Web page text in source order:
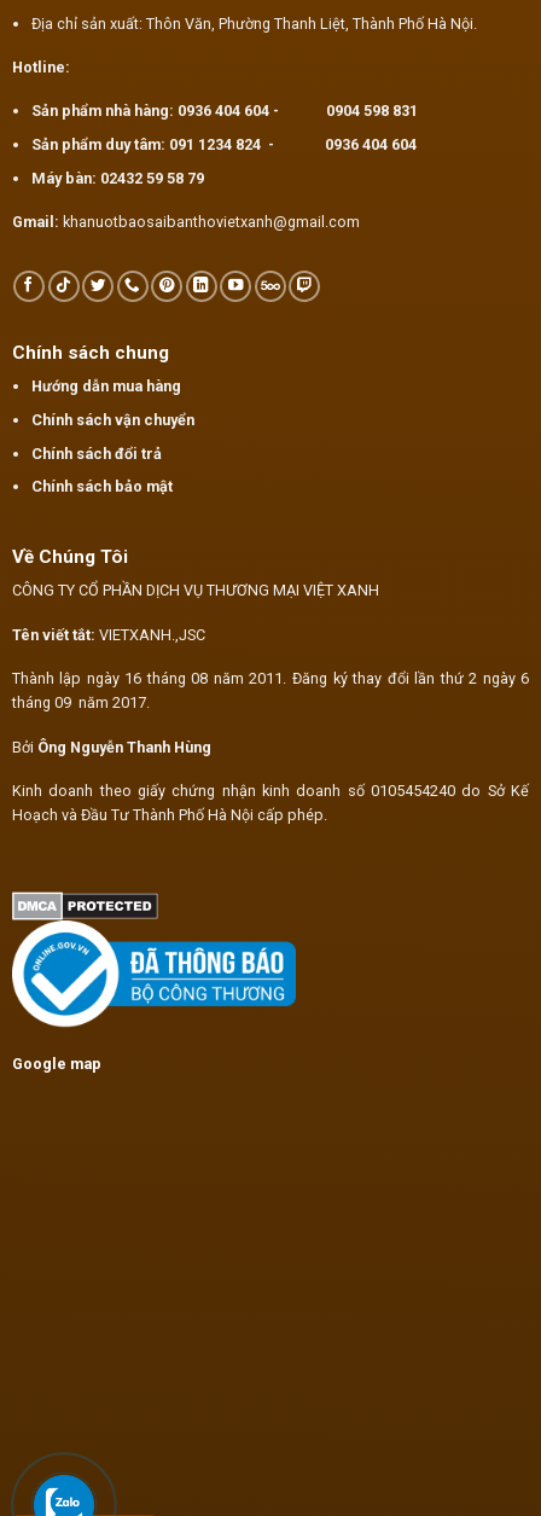
Địa chỉ sản xuất: Thôn Văn, Phường Thanh Liệt, Thành Phố Hà Nội.
Hotline:
Sản phẩm nhà hàng: 0936 404 604- 0904 598 831
Sản phẩm duy tâm: 091 1234 824 -
0936 404 604
Máy bàn: 02432 59 58 79
Gmail: khanuotbaosaibanthovietxanh@gmail.com
Chính sách chung
Hướng dẫn mua hàng
Chính sách vận chuyển
Chính sách đổi trả
Chính sách bảo mật
Về Chúng Tôi
CÔNG TY CỔ PHẦN DỊCH VỤ THƯƠNG MẠI VIỆT XANH
Tên viết tắt: VIETXANH.,JSC
Thành lập ngày 16 tháng 08 năm 2011. Đăng ký thay đổi lần thứ 2 ngày 6
tháng 09 năm 2017.
Bởi Ông Nguyễn Thanh Hùng
Kinh doanh theo giấy chứng nhận kinh doanh số 0105454240 do Sở Kế
Hoạch và Đầu Tư Thành Phố Hà Nội cấp phép.
Google map